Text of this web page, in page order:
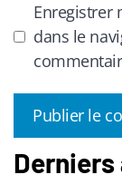
Enregistrer
dans le
A